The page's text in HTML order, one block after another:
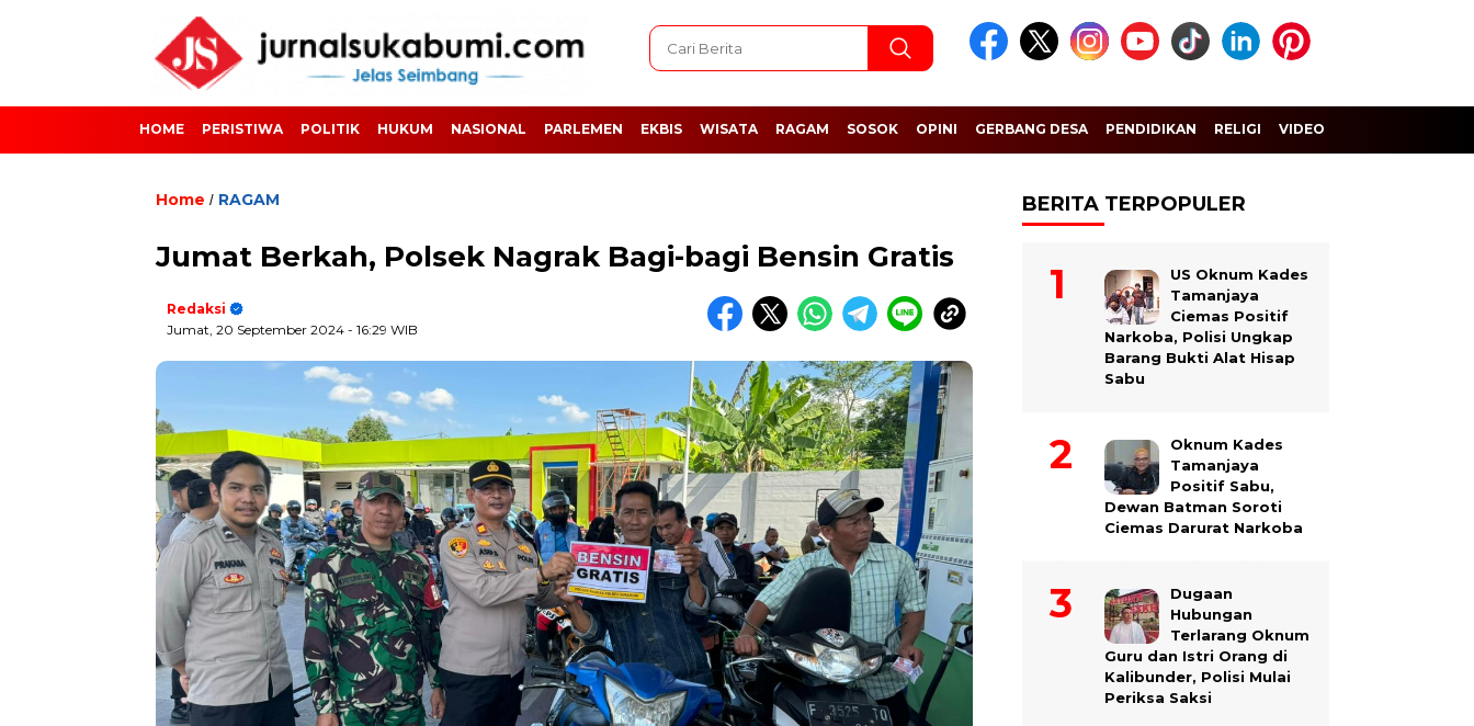
HOME PERISTIWA POLITIK HUKUM NASIONAL PARLEMEN EKBIS WISATA RAGAM SOSOK OPINI GERBANG DESA PENDIDIKAN RELIGI VIDEO
Home / RAGAM
Jumat Berkah, Polsek Nagrak Bagi-bagi Bensin Gratis
Redaksi
Jumat, 20 September 2024 - 16:29 WIB
BERITA TERPOPULER
US Oknum Kades
Tamanjaya
Ciemas Positif
Narkoba, Polisi Ungkap
Barang Bukti Alat Hisap
Sabu
Oknum Kades
Tamanjaya
Positif Sabu,
Dewan Batman Soroti
Ciemas Darurat Narkoba
Dugaan
Hubungan
Terlarang Oknum
Guru dan Istri Orang di
Kalibunder, Polisi Mulai
Periksa Saksi